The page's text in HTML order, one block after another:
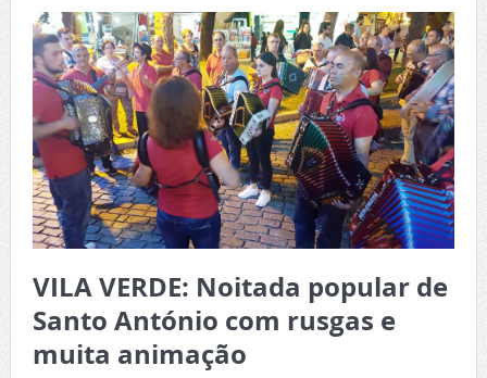
VILA VERDE: Noitada popular de
Santo António com rusgas e
muita animação